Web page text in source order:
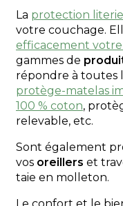
La protection literie
votre couchage.
efficacement
gammes de
répondre à toutes
protège-matelas
100 % coton,
relevable, etc.
Sont également
vos oreillers et
taie en molleton.
Le confort et le